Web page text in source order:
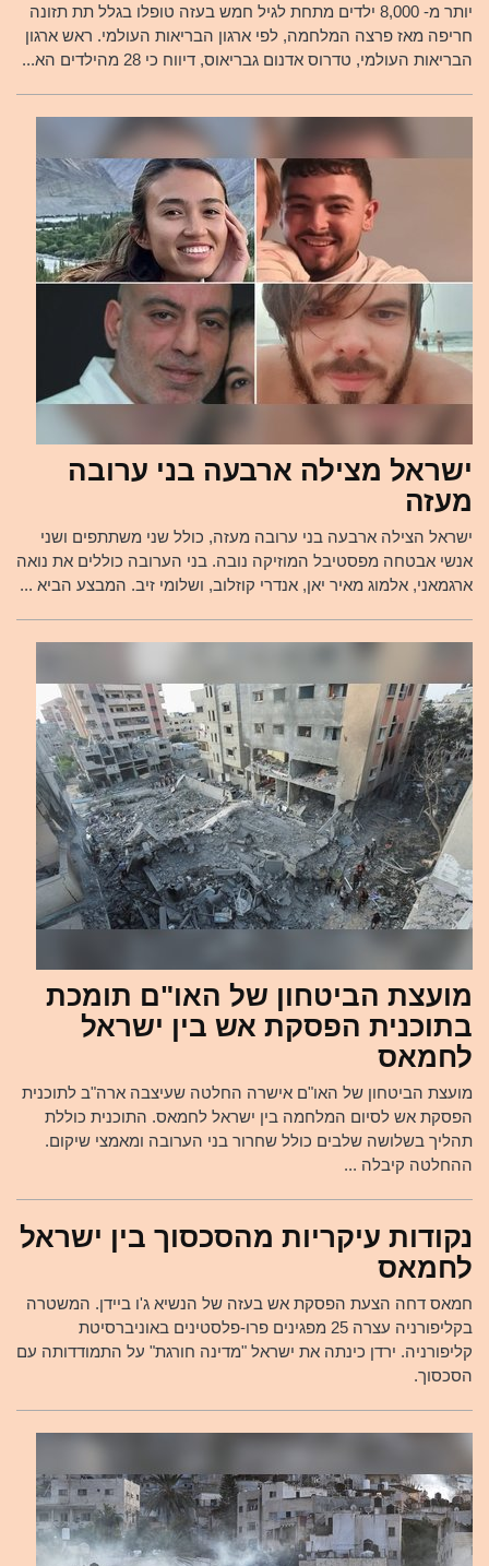
יותר מ- 8,000 ילדים מתחת לגיל חמש בעזה טופלו בגלל תת תזונה
חריפה מאז פרצה המלחמה, לפי ארגון הבריאות העולמי. ראש ארגון
הבריאות העולמי, טדרוס אדנום גבריאוס, דיווח כי 28 מהילדים הא...
ישראל מצילה ארבעה בני ערובה
מעזה
ישראל הצילה ארבעה בני ערובה מעזה, כולל שני משתתפים ושני
אנשי אבטחה מפסטיבל המוזיקה נובה. בני הערובה כוללים את נואה
ארגמאני, אלמוג מאיר יאן, אנדרי קוזלוב, ושלומי זיב. המבצע הביא ...
מועצת הביטחון של האו"ם תומכת
בתוכנית הפסקת אש בין ישראל
לחמאס
מועצת הביטחון של האו"ם אישרה החלטה שעיצבה ארה"ב לתוכנית
הפסקת אש לסיום המלחמה בין ישראל לחמאס. התוכנית כוללת
תהליך בשלושה שלבים כולל שחרור בני הערובה ומאמצי שיקום.
ההחלטה קיבלה ...
נקודות עיקריות מהסכסוך בין ישראל
לחמאס
חמאס דחה הצעת הפסקת אש בעזה של הנשיא ג'ו ביידן. המשטרה
בקליפורניה עצרה 25 מפגינים פרו-פלסטינים באוניברסיטת
קליפורניה. ירדן כינתה את ישראל "מדינה חורגת" על התמודדותה עם
הסכסוך.